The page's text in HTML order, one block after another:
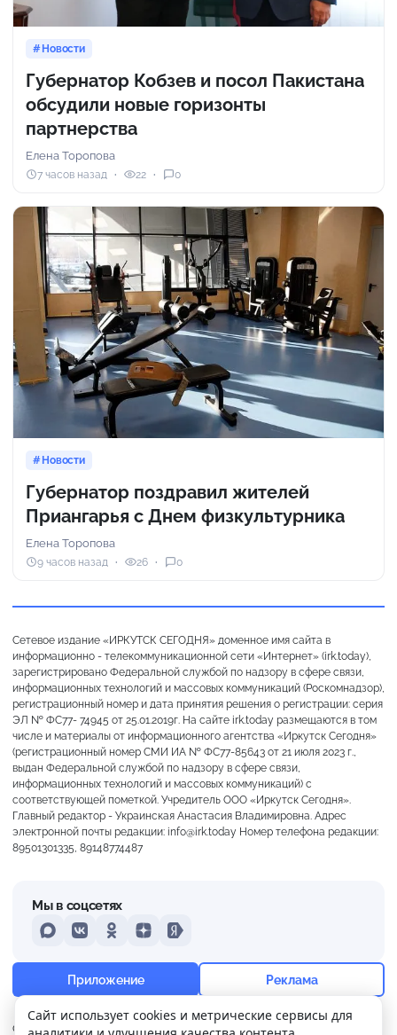
+13° Ощущается как +13
Новости
Губернатор Кобзев и посол Пакистана
обсудили новые горизонты
партнерства
Елена Торопова
7 часов назад 22 0
Новости
Губернатор поздравил жителей
Приангарья с Днем физкультурника
Елена Торопова
9 часов назад 26 0
Сетевое издание «ИРКУТСК СЕГОДНЯ» доменное имя сайта в
информационно - телекоммуникационной сети «Интернет» (irk.today),
зарегистрировано Федеральной службой по надзору в сфере связи,
информационных технологий и массовых коммуникаций (Роскомнадзор),
регистрационный номер и дата принятия решения о регистрации: серия
ЭЛ № ФС77- 74945 от 25.01.2019г. На сайте irk.today размещаются в том
числе и материалы от информационного агентства «Иркутск Сегодня»
(регистрационный номер СМИ ИА № ФС77-85643 от 21 июля 2023 г.,
выдан Федеральной службой по надзору в сфере связи,
информационных технологий и массовых коммуникаций) с
соответствующей пометкой. Учредитель ООО «Иркутск Сегодня».
Главный редактор - Украинская Анастасия Владимировна. Адрес
электронной почты редакции: info@irk.today Номер телефона редакции:
89501301335, 89148774487
О нас Контакты Прислать новость
Мы в соцсетях
MAXVKontakteOdnoklassniki
DzenYandex
Приложение Реклама
Сайт использует cookies и метрические сервисы для